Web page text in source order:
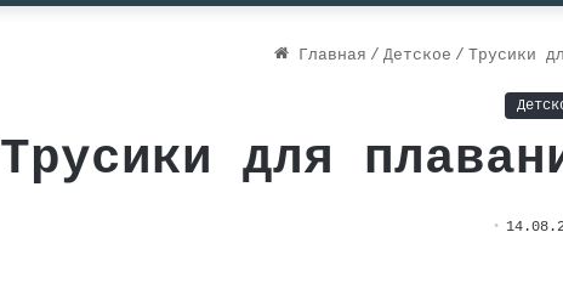
Главная / Детское / Трусики
Трусики для